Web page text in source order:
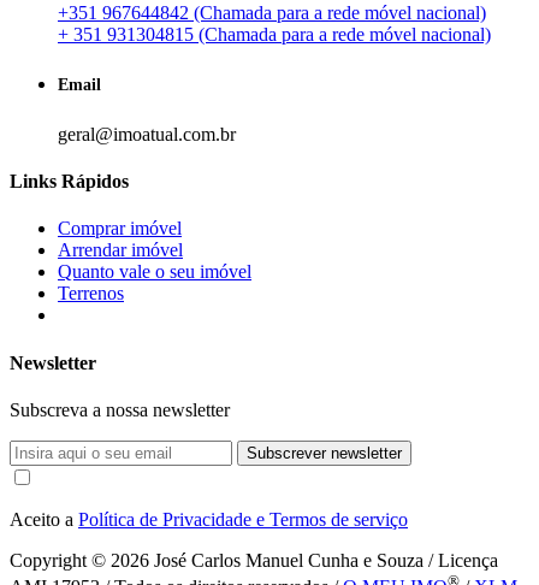
+351 967644842 (Chamada para a rede móvel nacional)
+ 351 931304815 (Chamada para a rede móvel nacional)
Email
geral@imoatual.com.br
Links Rápidos
Comprar imóvel
Arrendar imóvel
Quanto vale o seu imóvel
Terrenos
Newsletter
Subscreva a nossa newsletter
Subscrever newsletter
Aceito a Política de Privacidade e Termos de serviço
Copyright © 2026 José Carlos Manuel Cunha e Souza / Licença
®